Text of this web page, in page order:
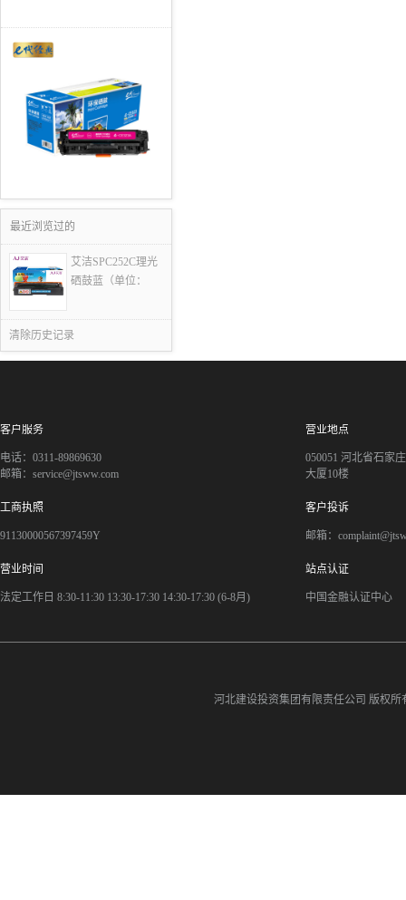
最近浏览过的
艾洁SPC252C理光
硒鼓蓝（单位：
清除历史记录
客户服务
电话：0311-89869630
邮箱：service@jtsww.com
营业地点
050051 河北省石家
大厦10楼
工商执照
91130000567397459Y
客户投诉
邮箱：
营业时间
法定工作日 8:30-11:30 13:30-17:30 14:30-17:30 (6-8月)
站点认证
中国金融认证中心
河北建设投资集团有限责任公司 版权所